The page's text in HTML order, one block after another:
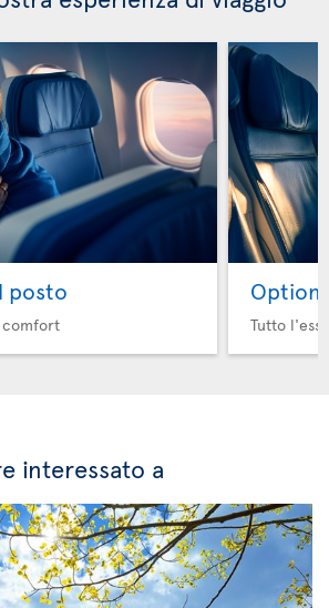
posto
comfort
Option
Tutto
interessato a